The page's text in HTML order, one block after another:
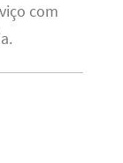
com